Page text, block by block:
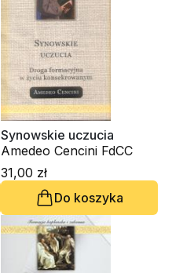
Synowskie uczucia
Amedeo Cencini FdCC
31,00 zł
Do koszyka